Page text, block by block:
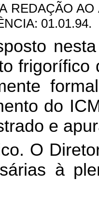
REDAÇÃO AO
01.01.94.
do
e
O
à